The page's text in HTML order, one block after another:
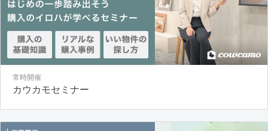
常時開催
カウカモセミナー